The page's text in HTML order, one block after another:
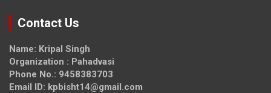
Contact Us
Name: Kripal Singh
Organization : Pahadvasi
Phone No.: 9458383703
Email ID: kpbisht14@gmail.com